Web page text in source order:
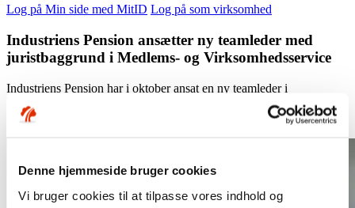
Denne hjemmeside bruger cookies
Vi bruger cookies til at tilpasse vores indhold og
Log på Min side med MitID Log på som virksomhed
Industriens Pension ansætter ny teamleder med
juristbaggrund i Medlems- og Virksomhedsservice
Industriens Pension har i oktober ansat en ny teamleder i
Medlemsservice og Virksomhedsservice. Naja Klastrup er tiltrådt
som en af i alt fire teamledere med ansvar for driften i afdelingen.